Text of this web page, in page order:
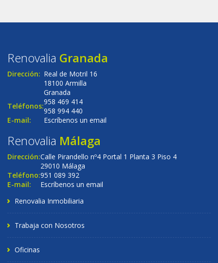
Renovalia Granada
Dirección: Real de Motril 16
18100 Armilla
Granada
Teléfonos:958 469 414
958 994 440
E-mail:
Escríbenos un email
Renovalia Málaga
Dirección:Calle Pirandello nº4 Portal 1 Planta 3 Piso 4
29010 Málaga
Teléfono:951 089 392
E-mail:
Escríbenos un email
Renovalia Inmobiliaria
Trabaja con Nosotros
Oficinas